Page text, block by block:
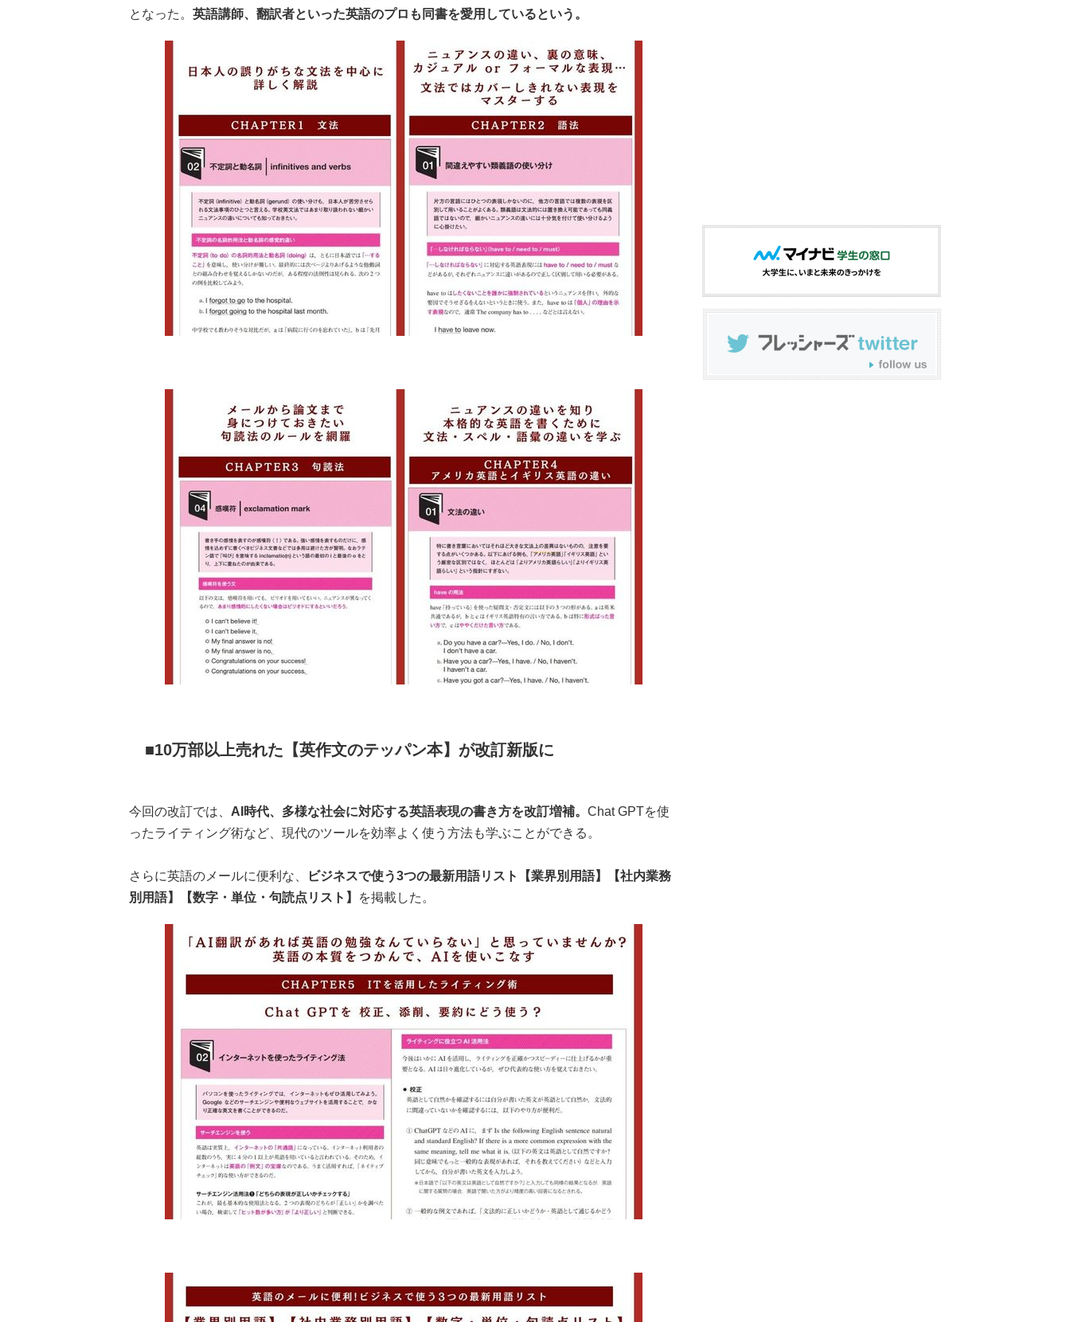
となった。 英語講師、翻訳者といった英語のプロも同書を愛用しているという。
10万部以上売れた【英作文のテッパン本】が改訂新版に
今回の改訂では、 AI時代、多様な社会に対応する英語表現の書き方を改訂増補。 Chat GPTを使
ったライティング術など、現代のツールを効率よく使う方法も学ぶことができる。
さらに英語のメールに便利な、
ビジネスで使う3つの最新用語リスト【業界別用語】【社内業務
別用語】【数字・単位・句読点リスト】
を掲載した。